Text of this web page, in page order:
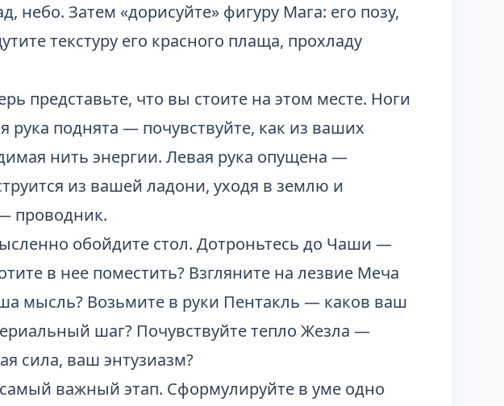
небо. Затем «дорисуйте» фигуру Мага: его позу,
текстуру его красного плаща, прохладу
представьте, что вы стоите на этом месте. Ноги
рука поднята — почувствуйте, как из ваших
нить энергии. Левая рука опущена —
из вашей ладони, уходя в землю и
проводник.
обойдите стол. Дотроньтесь до Чаши —
в нее поместить? Взгляните на лезвие Меча
мысль? Возьмите в руки Пентакль — каков ваш
шаг? Почувствуйте тепло Жезла —
сила, ваш энтузиазм?
важный этап. Сформулируйте в уме одно